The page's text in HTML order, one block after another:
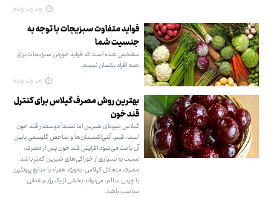
۱۴۰۵.۰۵.۰۵
فواید متفاوت سبزیجات با توجه به
جنسیت شما
مشخص شده است که فواید خوردن سبزیجات برای
همه افراد یکسان نیست.
۱۴۰۵.۰۵.۰۴
بهترین روش مصرف گیلاس برای کنترل
قند خون
گیلاس میوه‌ای شیرین اما نسبتا دوستدار قند خون
است. فیبر، آنتی‌اکسیدان‌ها و شاخص گلیسمی پایین
آن باعث می‌شود افزایش قند خون پس از مصرف،
نسبت به بسیاری از خوراکی‌های شیرین کمتر باشد.
مصرف متعادل گیلاس، به‌ویژه همراه با منابع پروتئین
یا چربی سالم، می‌تواند بخشی از یک رژیم غذایی
مناسب باشد.